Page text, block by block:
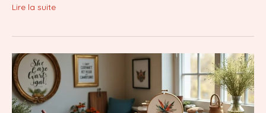
Où
de
cyanotype
:
Découvre
les
Lire la suite